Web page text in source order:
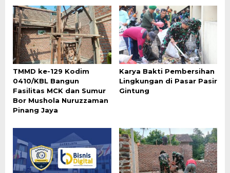
TMMD ke-129 Kodim
0410/KBL Bangun
Fasilitas MCK dan Sumur
Bor Mushola Nuruzzaman
Pinang Jaya
Karya Bakti Pembersihan
Lingkungan di Pasar Pasir
Gintung